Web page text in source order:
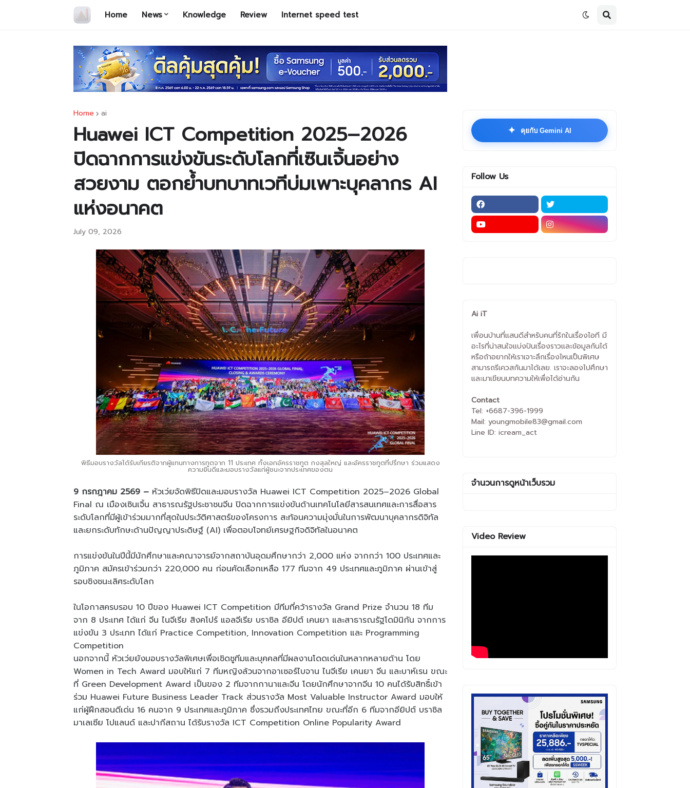
Home News Knowledge Review Internet speed test
Home ai
Huawei ICT Competition 2025–2026
ปิดฉากการแข่งขันระดับโลกที่เซินเจิ้นอย่าง
สวยงาม ตอกย้ำบทบาทเวทีบ่มเพาะบุคลากร AI
แห่งอนาคต
July 09, 2026
พิธีมอบรางวัลได้รับเกียรติจากผู้แทนทางการทูตจาก 11 ประเทศ ทั้งเอกอัครราชทูต กงสุลใหญ่ และอัครราชทูตที่ปรึกษา ร่วมแสดง
ความยินดีและมอบรางวัลแก่ผู้ชนะจากประเทศของตน
9 กรกฎาคม 2569 – หัวเว่ยจัดพิธีปิดและมอบรางวัล Huawei ICT Competition 2025–2026 Global
Final ณ เมืองเซินเจิ้น สาธารณรัฐประชาชนจีน ปิดฉากการแข่งขันด้านเทคโนโลยีสารสนเทศและการสื่อสาร
ระดับโลกที่มีผู้เข้าร่วมมากที่สุดในประวัติศาสตร์ของโครงการ สะท้อนความมุ่งมั่นในการพัฒนาบุคลากรดิจิทัล
และยกระดับทักษะด้านปัญญาประดิษฐ์ (AI) เพื่อตอบโจทย์เศรษฐกิจดิจิทัลในอนาคต
การแข่งขันในปีนี้มีนักศึกษาและคณาจารย์จากสถาบันอุดมศึกษากว่า 2,000 แห่ง จากกว่า 100 ประเทศและ
ภูมิภาค สมัครเข้าร่วมกว่า 220,000 คน ก่อนคัดเลือกเหลือ 177 ทีมจาก 49 ประเทศและภูมิภาค ผ่านเข้าสู่
รอบชิงชนะเลิศระดับโลก
ในโอกาสครบรอบ 10 ปีของ Huawei ICT Competition มีทีมที่คว้ารางวัล Grand Prize จำนวน 18 ทีม
จาก 8 ประเทศ ได้แก่ จีน ไนจีเรีย สิงคโปร์ แอลจีเรีย บราซิล อียิปต์ เคนยา และสาธารณรัฐโดมินิกัน จากการ
แข่งขัน 3 ประเภท ได้แก่ Practice Competition, Innovation Competition และ Programming
Competition
นอกจากนี้ หัวเว่ยยังมอบรางวัลพิเศษเพื่อเชิดชูทีมและบุคคลที่มีผลงานโดดเด่นในหลากหลายด้าน โดย
Women in Tech Award มอบให้แก่ 7 ทีมหญิงล้วนจากอาเซอร์ไบจาน ไนจีเรีย เคนยา จีน และบาห์เรน ขณะ
ที่ Green Development Award เป็นของ 2 ทีมจากกานาและจีน โดยนักศึกษาจากจีน 10 คนได้รับสิทธิ์เข้า
ร่วม Huawei Future Business Leader Track ส่วนรางวัล Most Valuable Instructor Award มอบให้
แก่ผู้ฝึกสอนดีเด่น 16 คนจาก 9 ประเทศและภูมิภาค ซึ่งรวมถึงประเทศไทย ขณะที่อีก 6 ทีมจากอียิปต์ บราซิล
มาเลเซีย โปแลนด์ และปากีสถาน ได้รับรางวัล ICT Competition Online Popularity Award
✦ คุยกับ Gemini AI
Follow Us
Ai iT
เพื่อนบ้านที่แสนดีสำหรับคนที่รักในเรื่องไอที มี
อะไรที่น่าสนใจแบ่งปันเรื่องราวและข้อมูลกันได้
หรือถ้าอยากให้เราเจาะลึกเรื่องไหนเป็นพิเศษ
สามารถรีเควสกันมาได้เลย. เราจะลองไปศึกษา
และมาเขียนบทความให้เพื่อได้อ่านกัน
Contact
Tel: +6687-396-1999
Mail: youngmobile83@gmail.com
Line ID: icream_act
จำนวนการดูหน้าเว็บรวม
Video Review